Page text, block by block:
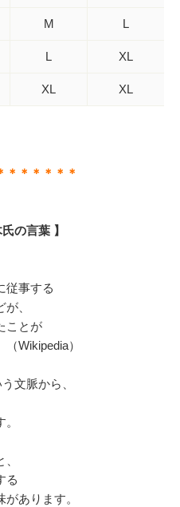
M L
L XL
XL XL
＊＊＊＊＊＊
の言葉 】
従事する
、
ことが
Wikipedia）
文脈から、
る
あります。